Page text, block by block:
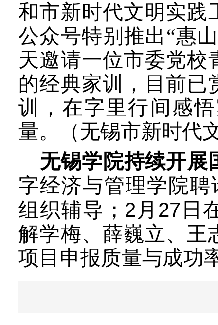
和市新时代文明实践
公众号特别推出“惠
天邀请一位市委党校
的经典家训，目前已
训，在字里行间感
量。（无锡市新时代
无锡学院持续开展
字经济与管理学院
组织辅导； 2 月 27 日
解学梅、薛巍立、王
项目申报质量与成功